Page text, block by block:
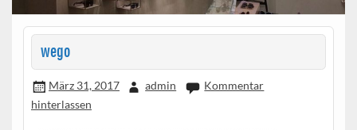
wego
März 31, 2017 admin
Kommentar
hinterlassen